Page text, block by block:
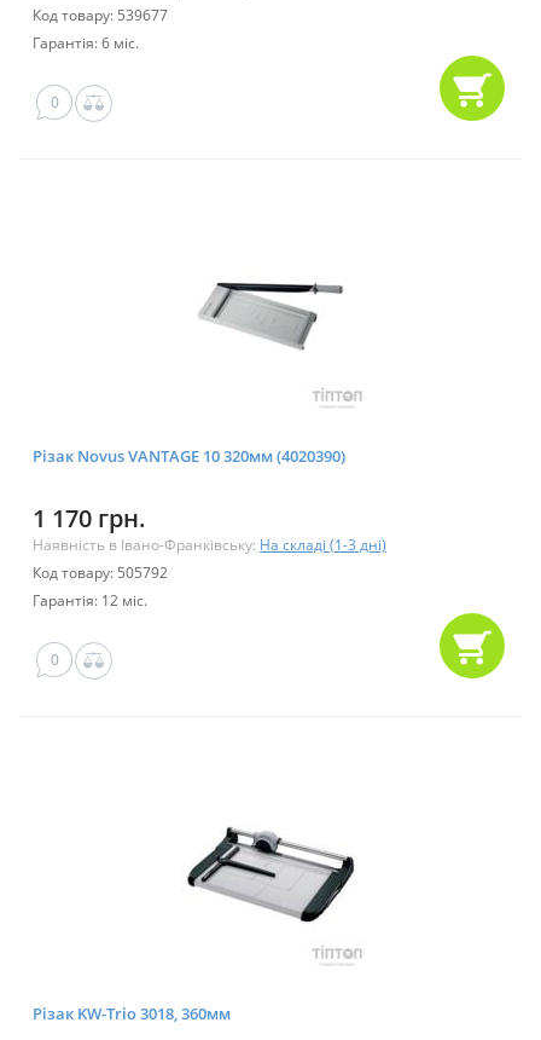
Код товару: 539677
Гарантія: 6 міс.
0
Різак Novus VANTAGE 10 320мм (4020390)
1 170 грн.
Наявність в Івано-Франківську: На складі (1-3 дні)
Код товару: 505792
Гарантія: 12 міс.
0
Різак KW-Trio 3018, 360мм